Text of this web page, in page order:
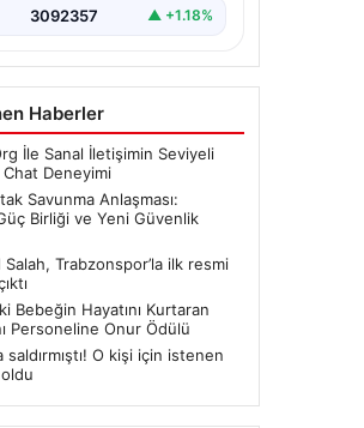
3092357 ▲ +1.18%
Haberler
İle Sanal İletişimin Seviyeli
Deneyimi
Savunma Anlaşması:
Birliği ve Yeni Güvenlik
Trabzonspor’la ilk resmi
Bebeğin Hayatını Kurtaran
Personeline Onur Ödülü
saldırmıştı! O kişi için istenen